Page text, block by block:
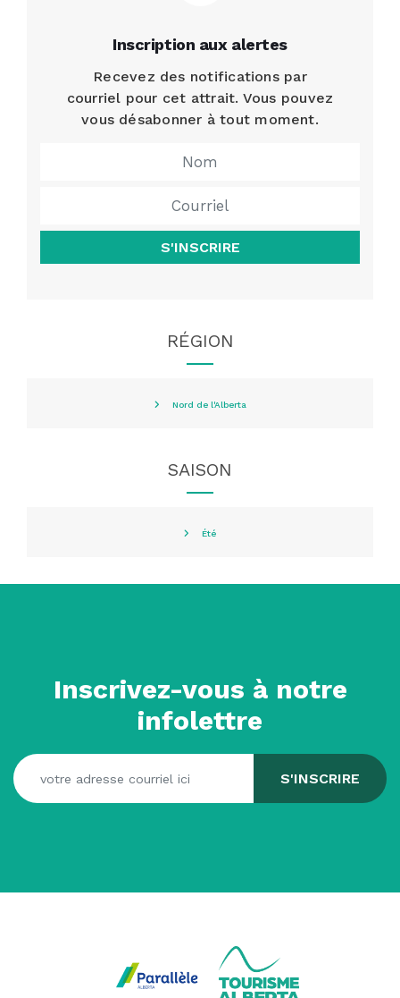
Inscription aux alertes
Recevez des notifications par
courriel pour cet attrait. Vous pouvez
vous désabonner à tout moment.
S'INSCRIRE
RÉGION
Nord de l'Alberta
SAISON
Été
Inscrivez-vous à notre
infolettre